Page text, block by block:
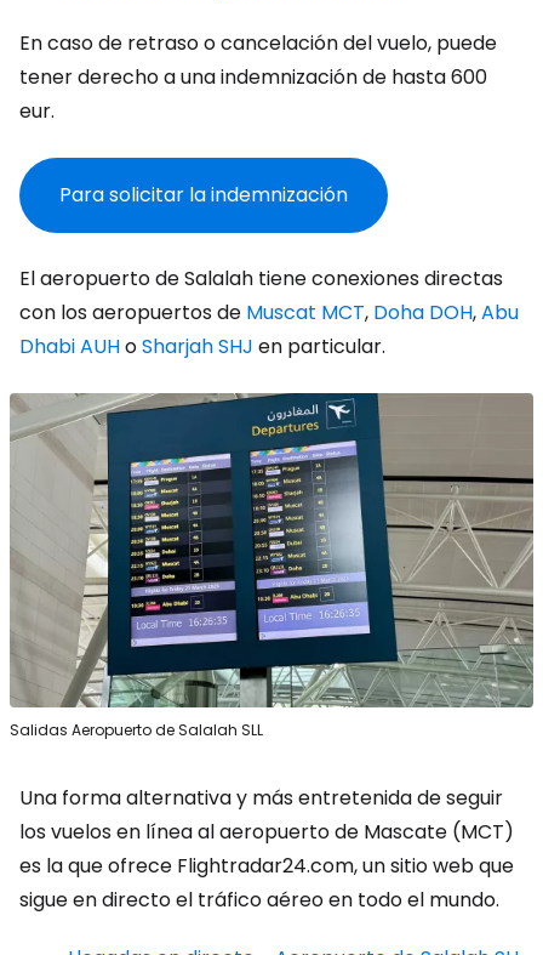
En caso de retraso o cancelación del vuelo, puede
tener derecho a una indemnización de hasta 600
eur.
Para solicitar la indemnización
El aeropuerto de Salalah tiene conexiones directas
con los aeropuertos de Muscat MCT, Doha DOH,Abu
Dhabi AUHoSharjah SHJ en particular.
Salidas Aeropuerto de Salalah SLL
Una forma alternativa y más entretenida de seguir
los vuelos en línea al aeropuerto de Mascate (MCT)
es la que ofrece Flightradar24.com, un sitio web que
sigue en directo el tráfico aéreo en todo el mundo.